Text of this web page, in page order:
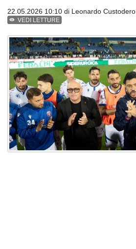
22.05.2026 10:10 di Leonardo Custodero
VEDI LETTURE